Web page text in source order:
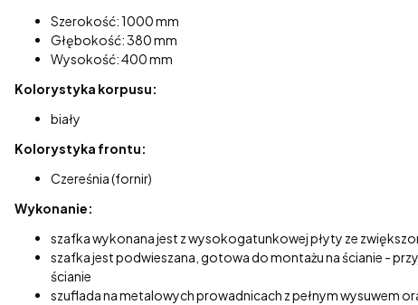
Szerokość: 1000 mm
Głębokość: 380 mm
Wysokość: 400 mm
Kolorystyka korpusu:
biały
Kolorystyka frontu:
Czereśnia (fornir)
Wykonanie:
szafka wykonana jest z wysokogatunkowej płyty ze
szafka jest podwieszana, gotowa do montażu na ścianie -
ścianie
szuflada na metalowych prowadnicach z pełnym wysuwem